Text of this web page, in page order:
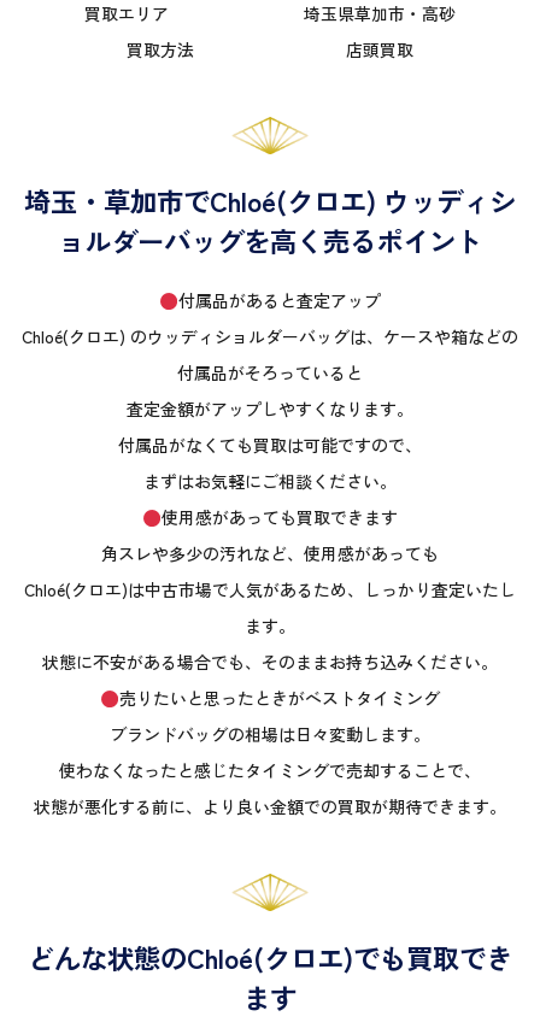
買取エリア 埼玉県草加市・高砂
買取方法 店頭買取
埼玉・草加市でChloé(クロエ) ウッディシ
ョルダーバッグを高く売るポイント
付属品があると査定アップ
Chloé(クロエ) のウッディショルダーバッグは、ケースや箱などの
付属品がそろっていると
査定金額がアップしやすくなります。
付属品がなくても買取は可能ですので、
まずはお気軽にご相談ください。
使用感があっても買取できます
角スレや多少の汚れなど、使用感があっても
Chloé(クロエ)は中古市場で人気があるため、しっかり査定いたし
ます。
状態に不安がある場合でも、そのままお持ち込みください。
売りたいと思ったときがベストタイミング
ブランドバッグの相場は日々変動します。
使わなくなったと感じたタイミングで売却することで、
状態が悪化する前に、より良い金額での買取が期待できます。
どんな状態のChloé(クロエ)でも買取でき
ます